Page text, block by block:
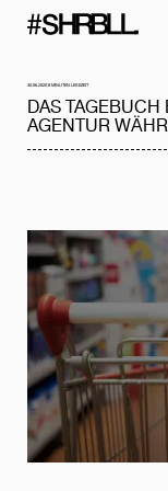
30.06.2020 8 MINUTEN LESEZEIT
DAS
AGENTUR
Voller
Email*